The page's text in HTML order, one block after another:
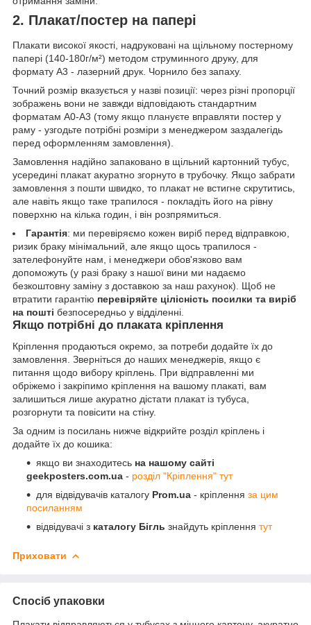
2. Плакат/постер на папері
Плакати високої якості, надруковані на щільному постерному
папері (140-180г/м²) методом струминного друку, для
формату А3 - лазерний друк. Чорнило без запаху.
Точний розмір вказується у назві позиції: через різні пропорції
зображень вони не завжди відповідають стандартним
форматам А0-А3 (тому якщо плануєте вправляти постер у
раму - узгодьте потрібні розміри з менеджером заздалегідь
перед оформленням замовлення).
Замовлення надійно запаковано в щільний картонний тубус,
усередині плакат акуратно згорнуто в трубочку. Якщо забрати
замовлення з пошти швидко, то плакат не встигне скрутитись,
але навіть якщо таке трапилося - покладіть його на рівну
поверхню на кілька годин, і він розпрямиться.
Гарантія: ми перевіряємо кожен виріб перед відправкою,
ризик браку мінімальний, але якщо щось трапилося -
зателефонуйте нам, і менеджери обов'язково вам
допоможуть (у разі браку з нашої вини ми надаємо
безкоштовну заміну з доставкою за наш рахунок). Щоб не
втратити гарантію перевіряйте цілісність посилки та виріб
на пошті безпосередньо у відділенні.
Якщо потрібні до плаката кріплення
Кріплення продаються окремо, за потреби додайте їх до
замовлення. Зверніться до наших менеджерів, якщо є
питання щодо вибору кріплень. При відправленні ми
обріжемо і закріпимо кріплення на вашому плакаті, вам
залишиться лише акуратно дістати плакат із тубуса,
розгорнути та повісити на стіну.
За одним із посилань нижче відкрийте розділ кріплень і
додайте їх до кошика:
якщо ви знаходитесь на нашому сайті
geekposters.com.ua - розділ "Кріплення" тут
для відвідувачів каталогу Prom.ua - кріплення за цим
посиланням
відвідувачі з каталогу Бігль знайдуть кріплення тут
Приховати
Спосіб упаковки